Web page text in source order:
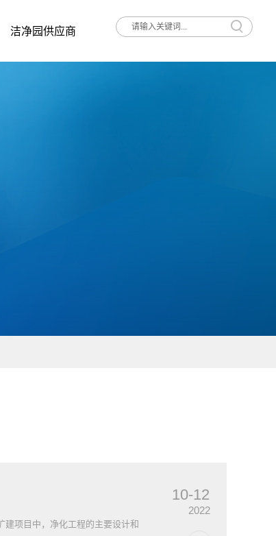
洁净园供应商
建项目中，净化工程的主要设计和
10-12
2022